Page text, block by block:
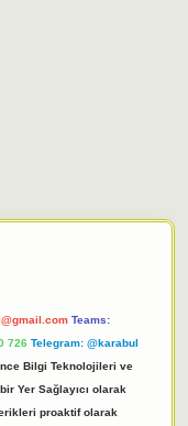
Teams:
726 Telegram: @karabul
Bilgi Teknolojileri ve
Yer Sağlayıcı olarak
proaktif olarak